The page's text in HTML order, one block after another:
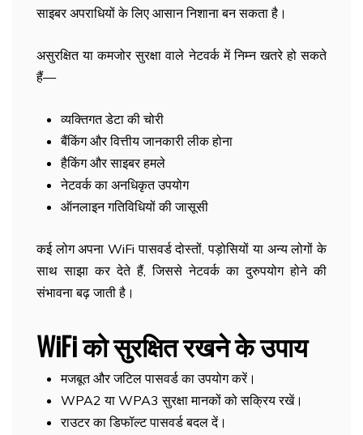
साइबर अपराधियों के लिए आसान निशाना बन सकता है।
असुरक्षित या कमजोर सुरक्षा वाले नेटवर्क में निम्न खतरे हो सकते
हैं—
व्यक्तिगत डेटा की चोरी
बैंकिंग और वित्तीय जानकारी लीक होना
हैकिंग और साइबर हमले
नेटवर्क का अनधिकृत उपयोग
ऑनलाइन गतिविधियों की जासूसी
कई लोग अपना WiFi पासवर्ड दोस्तों, पड़ोसियों या अन्य लोगों के
साथ साझा कर देते हैं, जिससे नेटवर्क का दुरुपयोग होने की
संभावना बढ़ जाती है।
WiFi को सुरक्षित रखने के उपाय
मजबूत और जटिल पासवर्ड का उपयोग करें।
WPA2 या WPA3 सुरक्षा मानकों को सक्रिय रखें।
राउटर का डिफॉल्ट पासवर्ड बदल दें।